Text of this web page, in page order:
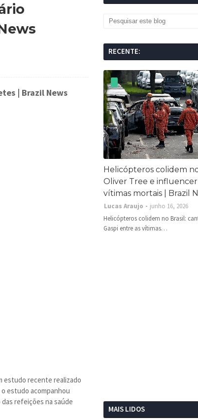
| Brazil News
estudo recente realizado
estudo acompanhou
das refeições na saúde
RECENTE:
Helicópteros colidem
Oliver Tree e influencer
vítimas mortais | Brazil
Lucas Araujo
junho 16, 2026
Helicópteros colidem no Brasil:
Gaspi entre as vítimas…
MAIS LIDOS